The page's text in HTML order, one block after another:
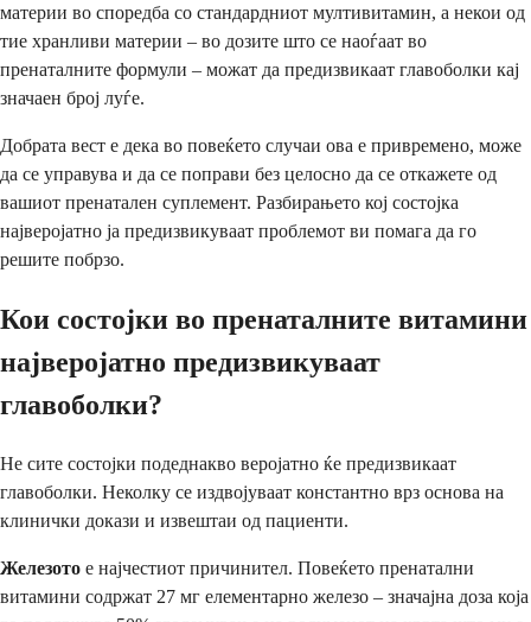
материи во споредба со стандардниот мултивитамин, а некои од
тие хранливи материи – во дозите што се наоѓаат во
пренаталните формули – можат да предизвикаат главоболки кај
значаен број луѓе.
Добрата вест е дека во повеќето случаи ова е привремено, може
да се управува и да се поправи без целосно да се откажете од
вашиот пренатален суплемент. Разбирањето кој состојка
најверојатно ја предизвикуваат проблемот ви помага да го
решите побрзо.
Кои состојки во пренаталните витамини
најверојатно предизвикуваат
главоболки?
Не сите состојки подеднакво веројатно ќе предизвикаат
главоболки. Неколку се издвојуваат константно врз основа на
клинички докази и извештаи од пациенти.
Железото е најчестиот причинител. Повеќето пренатални
витамини содржат 27 мг елементарно железо – значајна доза која